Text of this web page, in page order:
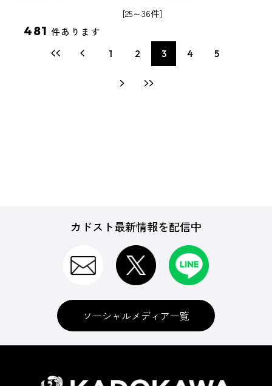
[25～36件]
481 件あります
1 2 3 4 5
カドスト最新情報を配信中
ソーシャルメディア一覧